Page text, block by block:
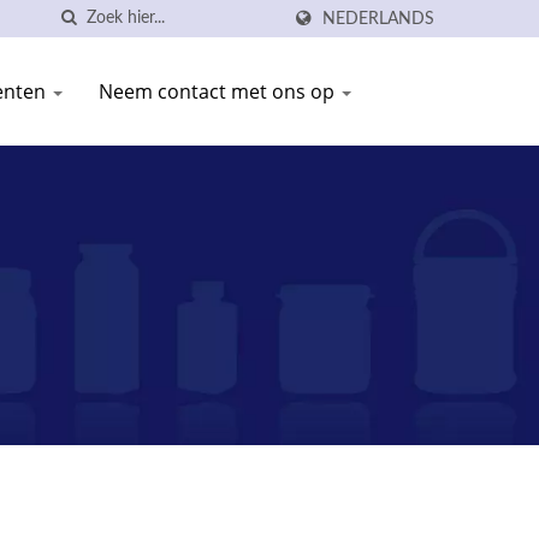
NEDERLANDS
Neem contact met ons op